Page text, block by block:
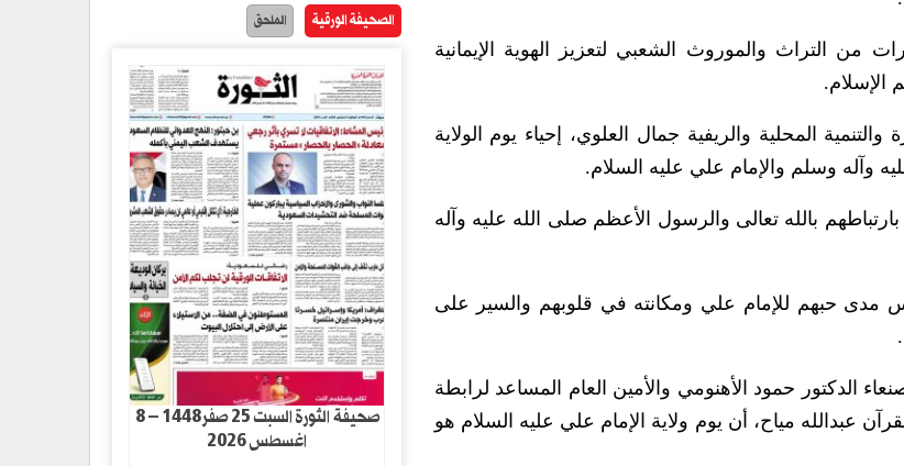
التراث والموروث الشعبي لتعزيز الهوية الإيمانية
الإسلام.
المحلية والريفية جمال العلوي، إحياء يوم الولاية
وآله وسلم والإمام علي عليه السلام.
بالله تعالى والرسول الأعظم صلى الله عليه وآله
مدى حبهم للإمام علي ومكانته في قلوبهم والسير على
الدكتور حمود الأهنومي والأمين العام المساعد لرابطة
عبدالله مياح، أن يوم ولاية الإمام علي عليه السلام هو
الصحيفة الورقية الملحق
صحيفة الثورة السبت 25 صفر1448 – 8
اغسطس 2026